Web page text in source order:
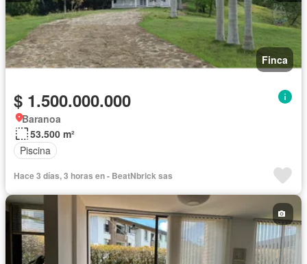
Finca
$ 1.500.000.000
Baranoa
53.500 m²
Piscina
Hace 3 días, 3 horas en - BeatNbrick sas